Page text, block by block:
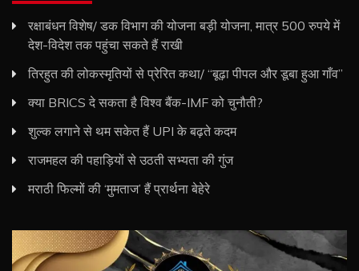
रक्षाबंधन विशेष/ डक विभाग की योजना बड़ी योजना, मात्र 500 रुपये में
देश-विदेश तक पहुंचा सकते हैं राखी
तिरहुत की लोकस्मृतियों से प्रेरित कथा/ ‘‘बूढ़ा पीपल और डूबा हुआ गाँव’’
क्या BRICS दे सकता है विश्व बैंक-IMF को चुनौती?
शुल्क लगाने से थम सकेत हैं UPI के बढ़ते कदम
राजमहल की पहाड़ियों से उठती सभ्यता की गुंज
मराठी फिल्‍मों की ‘मुमताज’ हैं प्रार्थना बेहेरे